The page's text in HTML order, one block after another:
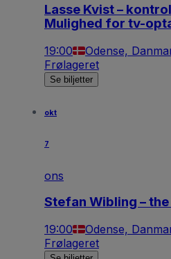
Lasse Kvist –
Mulighed for tv-
19:00 Odense,
Frølageret
Se biljetter
okt
7
ons
Stefan Wibling –
19:00 Odense,
Frølageret